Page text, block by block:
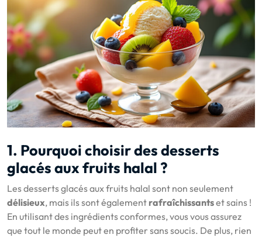
1. Pourquoi choisir des desserts
glacés aux fruits halal ?
Les desserts glacés aux fruits halal sont non seulement
délisieux, mais ils sont également rafraîchissantset sains !
En utilisant des ingrédients conformes, vous vous assurez
que tout le monde peut en profiter sans soucis. De plus, rien